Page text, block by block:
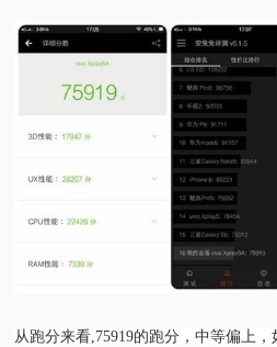
从跑分来看,75919的跑分，中等偏上